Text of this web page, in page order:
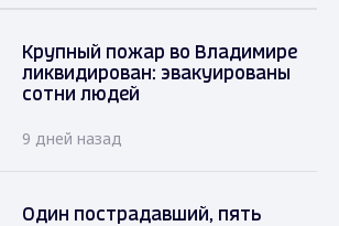
Крупный пожар во Владимире
ликвидирован: эвакуированы
сотни людей
9 дней назад
Один пострадавший, пять